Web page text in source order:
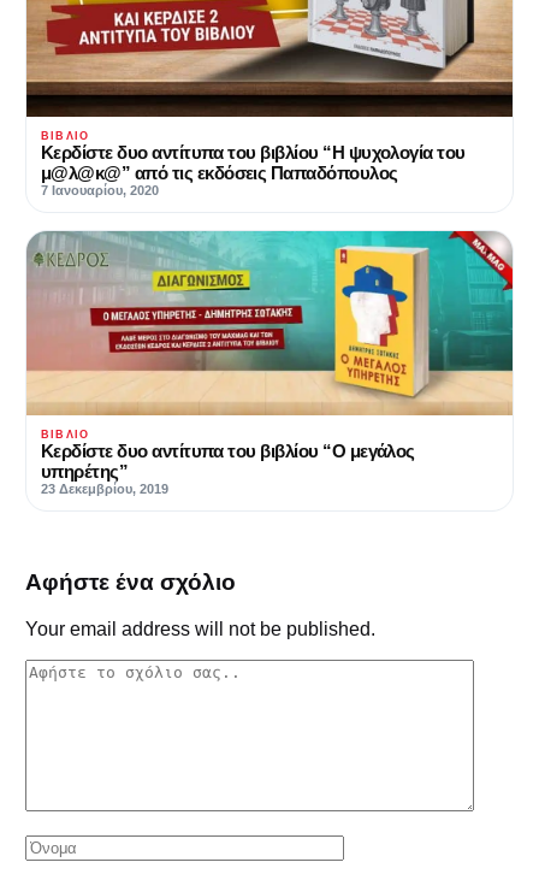
ΒΙΒΛΊΟ
Κερδίστε δυο αντίτυπα του βιβλίου “Η ψυχολογία του
μ@λ@κ@” από τις εκδόσεις Παπαδόπουλος
7 Ιανουαρίου, 2020
ΒΙΒΛΊΟ
Κερδίστε δυο αντίτυπα του βιβλίου “Ο μεγάλος
υπηρέτης”
23 Δεκεμβρίου, 2019
Αφήστε ένα σχόλιο
Your email address will not be published.